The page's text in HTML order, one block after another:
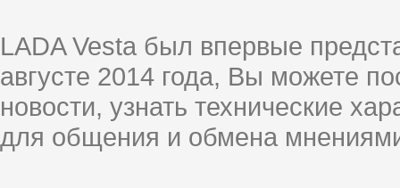
LADA Vesta был впервые
августе 2014 года, Вы можете
новости, узнать технические
для общения и обмена